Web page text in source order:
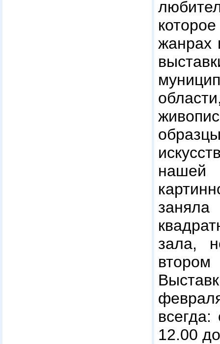
жанрах
зала,
12.00